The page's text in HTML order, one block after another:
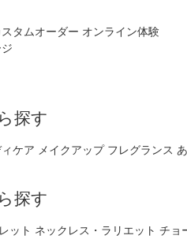
スタムオーダー オンライン体験
探す
ケア メイクアップ フレグランス
探す
ット ネックレス・ラリエット チョ